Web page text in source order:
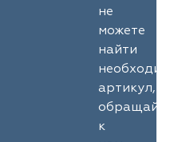
не
можете
найти
артикул,
к